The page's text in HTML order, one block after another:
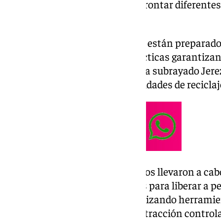
incluye prácticas reales para afrontar
no sólo están
preparando cada día. Estas prácticas
para todos nuestros vecinos», ha subrayado
implicación del equipo en actividades de
Hace unas semanas, los efectivos llevaron a
excarcelación, es decir, técnicas para liberar a
tras un accidente de tráfico, utilizando
estabilización de vehículos y extracción